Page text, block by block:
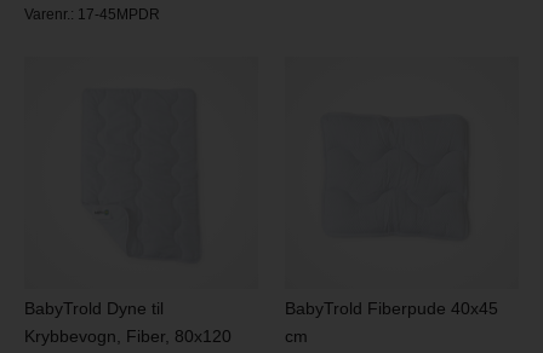
Varenr.: 17-45MPDR
BabyTrold Dyne til
Krybbevogn, Fiber, 80x120
BabyTrold Fiberpude 40x45
cm